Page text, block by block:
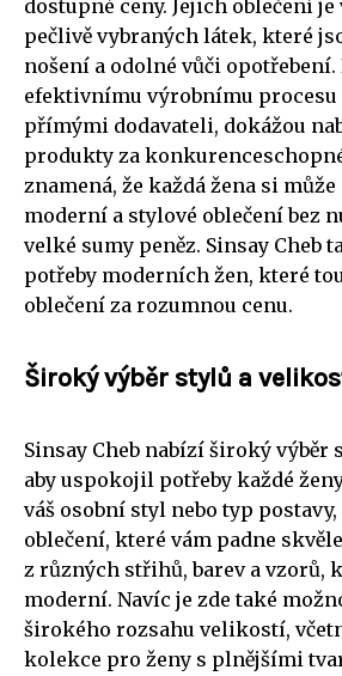
dostupné ceny. Jejich oblečení
pečlivě vybraných látek, které
nošení a odolné vůči
efektivnímu výrobnímu procesu
přímými dodavateli, dokážou
produkty za
znamená, že každá žena si
moderní a stylové oblečení bez
velké sumy peněz. Sinsay Cheb
potřeby moderních žen, které
oblečení za rozumnou cenu.
Široký výběr stylů a
Sinsay Cheb nabízí široký výběr
aby uspokojil potřeby každé
váš osobní styl nebo typ postavy,
oblečení, které vám padne
z různých střihů, barev a vzorů,
moderní. Navíc je zde také
širokého rozsahu velikostí,
kolekce pro ženy s plnějšími